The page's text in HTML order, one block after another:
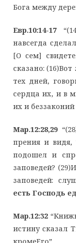
Бога между
Евр.10:14-17
навсегда
[О сем]
сказано:
тех дней,
сердца их, и в
их и
Мар.12:28,29
прения и
подошел и
заповедей?
заповедей:
есть Господь
Мар.12:32
истину сказал